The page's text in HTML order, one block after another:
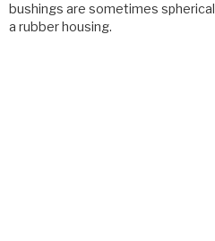
bushings are sometimes
a rubber housing.